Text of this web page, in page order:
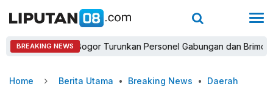
BREAKING NEWS
Bogor Turunkan Personel Gabungan dan Brimob,
Home Berita Utama • Breaking News • Daerah